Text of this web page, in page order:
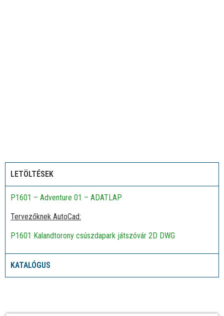
LETÖLTÉSEK
P1601 – Adventure 01 – ADATLAP
Tervezőknek AutoCad:
P1601 Kalandtorony csúszdapark játszóvár 2D DWG
KATALÓGUS